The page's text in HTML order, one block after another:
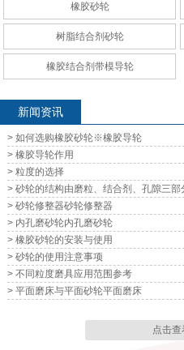
无心磨床导轮、砂轮
无心磨床导轮、砂轮
无心磨床导轮、砂轮
橡胶砂轮
树脂结合剂砂轮
橡胶结合剂带模导轮
新闻资讯
> 如何选购橡胶砂轮※橡胶导轮
> 橡胶导轮作用
> 粒度的选择
> 砂轮的结构由磨粒、结合剂、孔隙三部
> 砂轮修整器砂轮修整器
> 内孔磨砂轮内孔磨砂轮
> 橡胶砂轮的安装与使用
> 砂轮的使用注意事项
> 不同粒度磨具应用范围参考
> 平面磨床与平面砂轮平面磨床
点击查